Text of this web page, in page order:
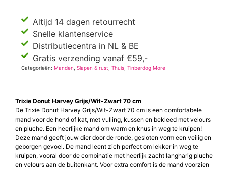
Altijd 14 dagen retourrecht
Snelle klantenservice
Distributiecentra in NL & BE
Gratis verzending vanaf €59,-
Categorieën:Manden ,Slapen & rust ,Thuis ,Tinberdog More
Trixie Donut Harvey Grijs/Wit-Zwart 70 cm
De Trixie Donut Harvey Grijs/Wit-Zwart 70 cm is een comfortabele
mand voor de hond of kat, met vulling, kussen en bekleed met velours
en pluche. Een heerlijke mand om warm en knus in weg te kruipen!
Deze mand geeft jouw dier door de ronde, gesloten vorm een veilig en
geborgen gevoel. De mand leent zich perfect om lekker in weg te
kruipen, vooral door de combinatie met heerlijk zacht langharig pluche
en velours aan de buitenkant. Voor extra comfort is de mand voorzien